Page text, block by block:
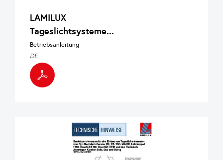
LAMILUX
Tageslichtsysteme...
Betriebsanleitung
DE